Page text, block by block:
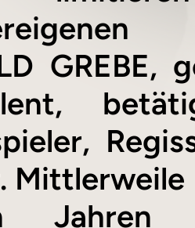
GREBE,
Jahren